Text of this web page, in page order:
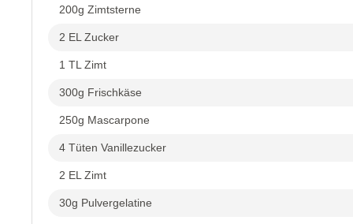
200g Zimtsterne
2 EL Zucker
1 TL Zimt
300g Frischkäse
250g Mascarpone
4 Tüten Vanillezucker
2 EL Zimt
30g Pulvergelatine